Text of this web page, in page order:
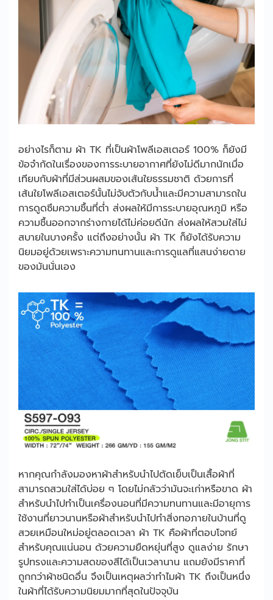
อย่างไรก็ตาม ผ้า TK ที่เป็นผ้าโพลีเอสเตอร์ 100% ก็ยังมี
ข้อจำกัดในเรื่องของการระบายอากาศที่ยังไม่ดีมากนักเมื่อ
เทียบกับผ้าที่มีส่วนผสมของเส้นใยธรรมชาติ ด้วยการที่
เส้นใยโพลีเอสเตอร์นั้นไม่จับตัวกับน้ำและมีความสามารถใน
การดูดซึมความชื้นที่ต่ำ ส่งผลให้มีการระบายอุณหภูมิ หรือ
ความชื้นออกจากร่างกายได้ไม่ค่อยดีนัก ส่งผลให้สวมใส่ไม่
สบายในบางครั้ง แต่ถึงอย่างนั้น ผ้า TK ก็ยังได้รับความ
นิยมอยู่ด้วยเพราะความทนทานและการดูแลที่แสนง่ายดาย
ของมันนั่นเอง
หากคุณกำลังมองหาผ้าสำหรับนำไปตัดเย็บเป็นเสื้อผ้าที่
สามารถสวมใส่ได้บ่อย ๆ โดยไม่กลัวว่ามันจะเก่าหรือขาด ผ้า
สำหรับนำไปทำเป็นเครื่องนอนที่มีความทนทานและมีอายุการ
ใช้งานที่ยาวนานหรือผ้าสำหรับนำไปทำสิ่งทอภายในบ้านที่ดู
สวยเหมือนใหม่อยู่ตลอดเวลา ผ้า TK คือผ้าที่ตอบโจทย์
สำหรับคุณแน่นอน ด้วยความยืดหยุ่นที่สูง ดูแลง่าย รักษา
รูปทรงและความสดของสีได้เป็นเวลานาน แถมยังมีราคาที่
ถูกกว่าผ้าชนิดอื่น จึงเป็นเหตุผลว่าทำไมผ้า TK ถึงเป็นหนึ่ง
ในผ้าที่ได้รับความนิยมมากที่สุดในปัจจุบัน